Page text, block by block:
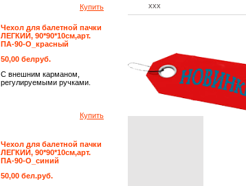
Купить
Чехол для балетной пачки
ЛЕГКИЙ, 90*90*10см,арт.
ПА-90-О_красный
50,00 белруб.
С внешним карманом,
регулируемыми ручками.
Купить
Чехол для балетной пачки
ЛЕГКИЙ, 90*90*10см,арт.
ПА-90-О_синий
50,00 бел.руб.
ххх